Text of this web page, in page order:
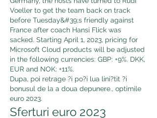
Voeller to get the team back on track
before Tuesday&#39;s friendly against
France after coach Hansi Flick was
sacked. Starting April 1, 2023, pricing for
Microsoft Cloud products will be adjusted
in the following currencies: GBP: +9%. DKK,
EUR and NOK: +11%.
Dupa, poi retrage ?i po?i lua lini?tit ?i
bonusul de la a doua depunere., optimile
euro 2023.
Sferturi euro 2023